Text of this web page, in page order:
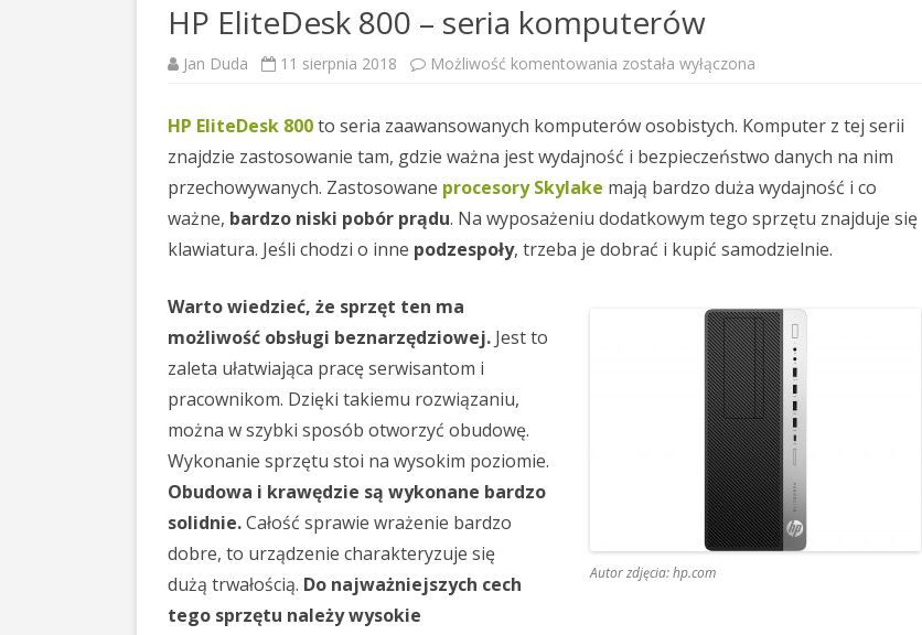
HP EliteDesk 800 – seria komputerów
Jan Duda 11 sierpnia 2018 Możliwość komentowania HP
seria
komputerów
została wyłączona
HP EliteDesk 800to seria zaawansowanych komputerów osobistych. Komputer z tej serii
znajdzie zastosowanie tam, gdzie ważna jest wydajność i bezpieczeństwo danych na nim
przechowywanych. Zastosowane procesory Skylake mają bardzo duża wydajność i co
ważne, bardzo niski pobór prądu. Na wyposażeniu dodatkowym tego sprzętu znajduje się
klawiatura. Jeśli chodzi o inne podzespoły, trzeba je dobrać i kupić samodzielnie.
Autor zdjęcia: hp.com
Warto wiedzieć, że sprzęt ten ma
możliwość obsługi beznarzędziowej. Jest to
zaleta ułatwiająca pracę serwisantom i
pracownikom. Dzięki takiemu rozwiązaniu,
można w szybki sposób otworzyć obudowę.
Wykonanie sprzętu stoi na wysokim poziomie.
Obudowa i krawędzie są wykonane bardzo
solidnie.Całość sprawie wrażenie bardzo
dobre, to urządzenie charakteryzuje się
dużą trwałością. Do najważniejszych cech
tego sprzętu należy wysokie